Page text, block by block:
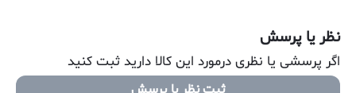
نظر یا پرسش
اگر پرسشی یا نظری درمورد این کالا دارید ثبت کنید